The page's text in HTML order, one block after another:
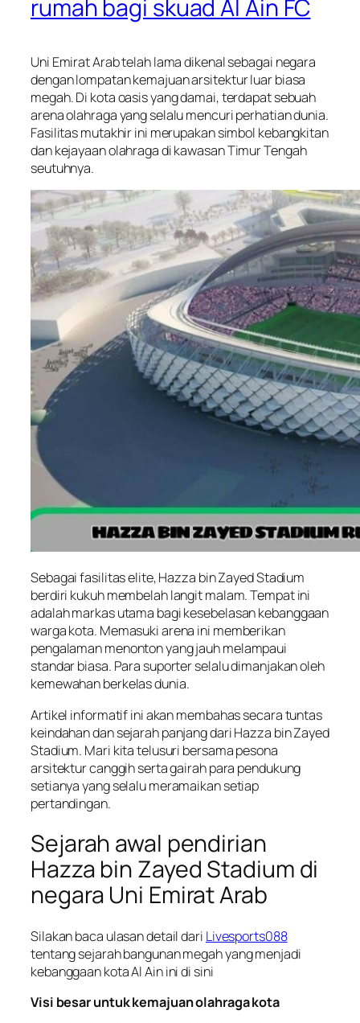
rumah bagi skuad Al Ain FC
Uni Emirat Arab telah lama dikenal sebagai negara
dengan lompatan kemajuan arsitektur luar biasa
megah. Di kota oasis yang damai, terdapat sebuah
arena olahraga yang selalu mencuri perhatian dunia.
Fasilitas mutakhir ini merupakan simbol kebangkitan
dan kejayaan olahraga di kawasan Timur Tengah
seutuhnya.
Sebagai fasilitas elite, Hazza bin Zayed Stadium
berdiri kukuh membelah langit malam. Tempat ini
adalah markas utama bagi kesebelasan kebanggaan
warga kota. Memasuki arena ini memberikan
pengalaman menonton yang jauh melampaui
standar biasa. Para suporter selalu dimanjakan oleh
kemewahan berkelas dunia.
Artikel informatif ini akan membahas secara tuntas
keindahan dan sejarah panjang dari Hazza bin Zayed
Stadium. Mari kita telusuri bersama pesona
arsitektur canggih serta gairah para pendukung
setianya yang selalu meramaikan setiap
pertandingan.
Sejarah awal pendirian
Hazza bin Zayed Stadium di
negara Uni Emirat Arab
Silakan baca ulasan detail dari Livesports088
tentang sejarah bangunan megah yang menjadi
kebanggaan kota Al Ain ini di sini
Visi besar untuk kemajuan olahraga kota